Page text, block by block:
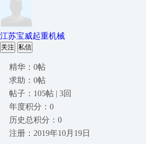
江苏宝威起重机械
关注 私信
精华：0帖
求助：0帖
帖子：105帖 | 3回
年度积分：0
历史总积分：0
注册：2019年10月19日